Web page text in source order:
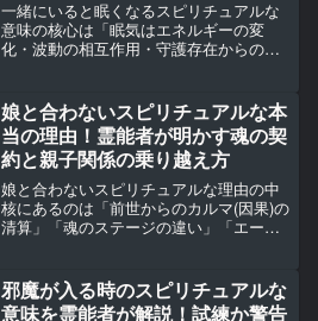
一緒にいると眠くなるスピリチュアルな
意味の核心は「眠気はエネルギーの変
化・波動の相互作用・守護存在からの保
ことです。霊能者として長年多くの方の
鑑定を重ねてきた経験から...
娘と合わないスピリチュアルな本
当の理由！霊能者が明かす魂の契
約と親子関係の乗り越え方
娘と合わないスピリチュアルな理由の中
核にあるのは「前世からのカルマ(因果)の
清算」「魂のステージの違い」「エーテ
動・使命・学びのテーマが異なる場合、
一緒にいるだけで消...
邪魔が入る時のスピリチュアルな
意味を霊能者が解説！試練か警告